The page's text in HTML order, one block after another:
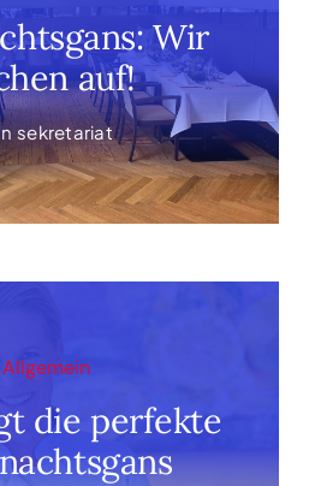
Wir
auf!
sekretariat
Allgemein
die perfekte